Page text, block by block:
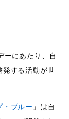
ーにあたり、自
発する活動が世
・ブルー 」は自